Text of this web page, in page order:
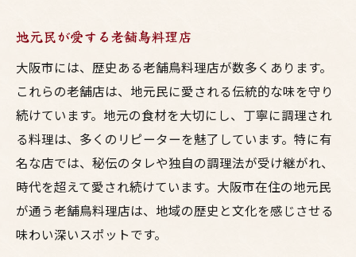
食通に愛される鳥料理店
新鮮な鶏肉を使用したメニュー
大阪市で味わえる本格鳥料理
絶品鳥料理のおすすめペアリング
本場の味を楽しむ大阪市の鳥料理スポット
本場の味を提供する名店
大阪市の鳥料理特集
地元の味を楽しめる鳥料理店
地元民が愛する老舗鳥料理店
大阪市には、歴史ある老舗鳥料理店が数多くあります。
これらの老舗店は、地元民に愛される伝統的な味を守り
続けています。地元の食材を大切にし、丁寧に調理され
る料理は、多くのリピーターを魅了しています。特に有
名な店では、秘伝のタレや独自の調理法が受け継がれ、
時代を超えて愛され続けています。大阪市在住の地元民
が通う老舗鳥料理店は、地域の歴史と文化を感じさせる
味わい深いスポットです。